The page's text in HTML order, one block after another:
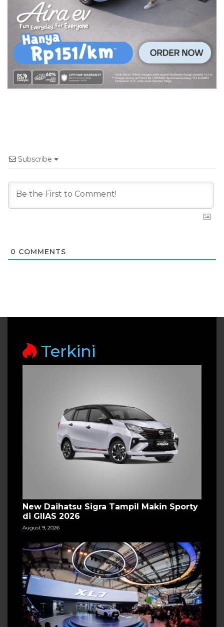
Subscribe
0 COMMENTS
Terkini
New Daihatsu Sigra Tampil Makin Sporty
di GIIAS 2026
August 9, 2026